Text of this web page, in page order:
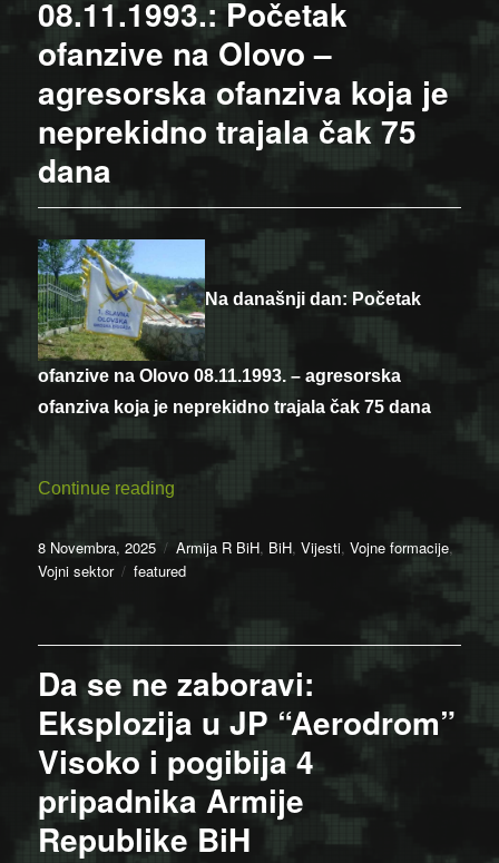
08.11.1993.: Početak
ofanzive na Olovo –
agresorska ofanziva koja je
neprekidno trajala čak 75
dana
Na današnji dan: Početak
ofanzive na Olovo 08.11.1993. – agresorska
ofanziva koja je neprekidno trajala čak 75 dana
Continue reading
Posted
on
8 Novembra, 2025 Categories
Armija R BiH, BiH,Vijesti,Vojne formacije,
Vojni sektor
Tags
featured
Da se ne zaboravi:
Eksplozija u JP “Aerodrom”
Visoko i pogibija 4
pripadnika Armije
Republike BiH